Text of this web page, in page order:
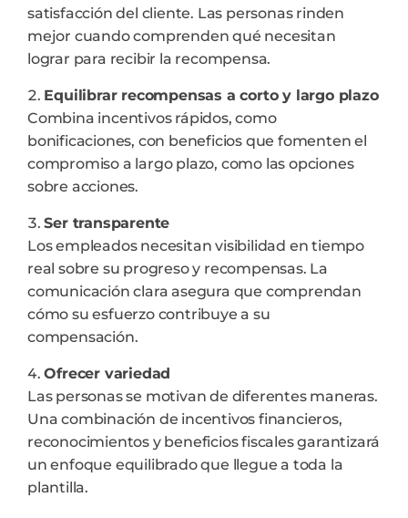
satisfacción del cliente. Las personas rinden
mejor cuando comprenden qué necesitan
lograr para recibir la recompensa.
Equilibrar recompensas a corto y largo plazo
Combina incentivos rápidos, como
bonificaciones, con beneficios que fomenten el
compromiso a largo plazo, como las opciones
sobre acciones.
Ser transparente
Los empleados necesitan visibilidad en tiempo
real sobre su progreso y recompensas. La
comunicación clara asegura que comprendan
cómo su esfuerzo contribuye a su
compensación.
Ofrecer variedad
Las personas se motivan de diferentes maneras.
Una combinación de incentivos financieros,
reconocimientos y beneficios fiscales garantizará
un enfoque equilibrado que llegue a toda la
plantilla.